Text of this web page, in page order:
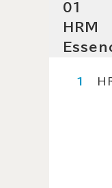
01
HRM